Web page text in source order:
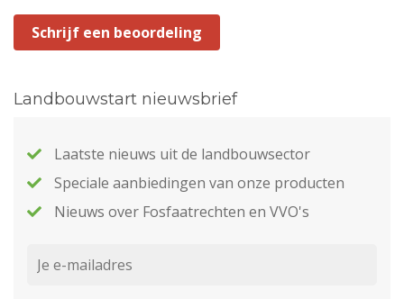
Schrijf een beoordeling
Landbouwstart nieuwsbrief
Laatste nieuws uit de landbouwsector
Speciale aanbiedingen van onze producten
Nieuws over Fosfaatrechten en VVO's